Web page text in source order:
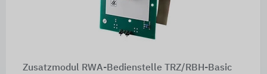
Zusatzmodul RWA-Bedienstelle TRZ/RBH-Basic